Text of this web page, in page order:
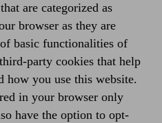
are categorized as
browser as they are
basic functionalities of
party cookies that help
how you use this website.
in your browser only
have the option to opt-